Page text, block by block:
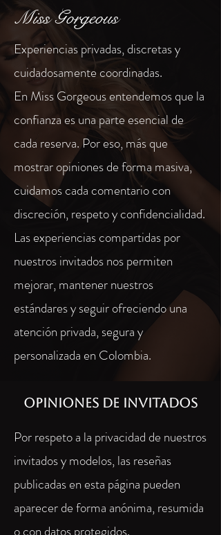
Miss Gorgeous
Experiencias privadas, discretas y
cuidadosamente coordinadas.
En Miss Gorgeous entendemos que la
confianza es una parte esencial de
cada reserva. Por eso, más que
mostrar opiniones de forma masiva,
cuidamos cada comentario con
discreción, respeto y confidencialidad.
Las experiencias compartidas por
nuestros invitados nos permiten
mejorar, mantener nuestros
estándares y seguir ofreciendo una
atención privada, segura y
personalizada en Colombia.
Opiniones de invitados
Por respeto a la privacidad de nuestros
invitados y modelos, las reseñas
publicadas en esta página pueden
aparecer de forma anónima, resumida
o con datos protegidos.